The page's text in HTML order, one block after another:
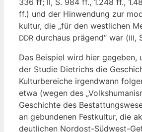
II
ff.) und der Hin­wen­dung zur
kul­tur, die „für den west­li­chen
DDR durch­aus prä­gend“ war (III,
Das Bei­spiel wird hier gege­ben,
der Stu­die Diet­richs die
Kul­tur­be­rei­che irgend­wann
etwa (wegen des
Geschich­te des
an gebun­de­nen Fest­kul­tur, die
deut­li­chen Nord­ost-Süd­west-